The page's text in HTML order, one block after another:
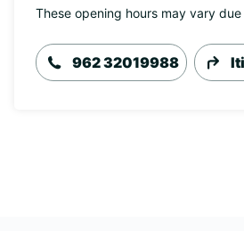
These opening hours may vary
962 32019988